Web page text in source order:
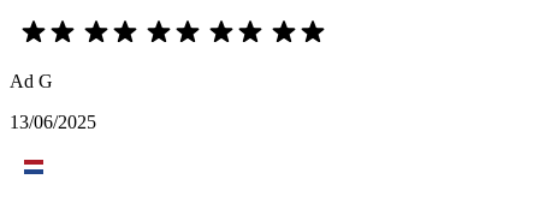
Ad G
13/06/2025